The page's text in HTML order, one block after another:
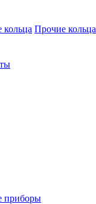
Прочие кольца
приборы